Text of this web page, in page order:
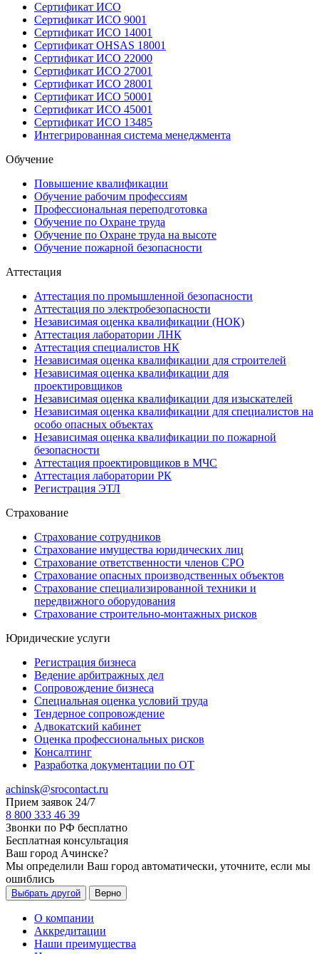
Сертификат ИСО
Сертификат ИСО 9001
Сертификат ИСО 14001
Сертификат OHSAS 18001
Сертификат ИСО 22000
Сертификат ИСО 27001
Сертификат ИСО 28001
Сертификат ИСО 50001
Сертификат ИСО 45001
Сертификат ИСО 13485
Интегрированная система менеджмента
Обучение
Повышение квалификации
Обучение рабочим профессиям
Профессиональная переподготовка
Обучение по Охране труда
Обучение по Охране труда на высоте
Обучение пожарной безопасности
Аттестация
Аттестация по промышленной безопасности
Аттестация по электробезопасности
Независимая оценка квалификации (НОК)
Аттестация лаборатории ЛНК
Аттестация специалистов НК
Независимая оценка квалификации для строителей
Независимая оценка квалификации для
проектировщиков
Независимая оценка квалификации для изыскателей
Независимая оценка квалификации для специалистов на
особо опасных объектах
Независимая оценка квалификации по пожарной
безопасности
Аттестация проектировщиков в МЧС
Аттестация лаборатории РК
Регистрация ЭТЛ
Страхование
Страхование сотрудников
Страхование имущества юридических лиц
Страхование ответственности членов СРО
Страхование опасных производственных объектов
Страхование специализированной техники и
передвижного оборудования
Страхование строительно-монтажных рисков
Юридические услуги
Регистрация бизнеса
Ведение арбитражных дел
Сопровождение бизнеса
Специальная оценка условий труда
Тендерное сопровождение
Адвокатский кабинет
Оценка профессиональных рисков
Консалтинг
Разработка документации по ОТ
achinsk@srocontact.ru
Прием заявок 24/7
8 800 333 46 39
Звонки по РФ бесплатно
Бесплатная консультация
Ваш город Ачинске?
Мы определили Ваш город автоматически, уточните, если мы
ошиблись
Выбрать другой Верно
О компании
Аккредитации
Наши преимущества